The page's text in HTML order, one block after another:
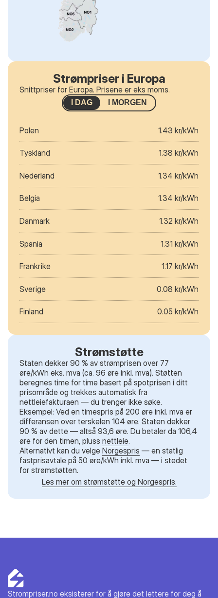
Strømpriser i Europa
Snittpriser for Europa. Prisene er eks moms.
I DAG I MORGEN
Polen 1.43 kr/kWh
Tyskland 1.38 kr/kWh
Nederland 1.34 kr/kWh
Belgia 1.34 kr/kWh
Danmark 1.32 kr/kWh
Spania 1.31 kr/kWh
Frankrike 1.17 kr/kWh
Sverige 0.08 kr/kWh
Finland 0.05 kr/kWh
Strømstøtte
Staten dekker 90 % av strømprisen over 77
øre/kWh eks. mva (ca. 96 øre inkl. mva). Støtten
beregnes time for time basert på spotprisen i ditt
prisområde og trekkes automatisk fra
nettleiefakturaen — du trenger ikke søke.
Eksempel: Ved en timespris på 200 øre inkl. mva er
differansen over terskelen 104 øre. Staten dekker
90 % av dette — altså 93,6 øre. Du betaler da 106,4
øre for den timen, pluss nettleie.
Alternativt kan du velge Norgespris — en statlig
fastprisavtale på 50 øre/kWh inkl. mva — i stedet
for strømstøtten.
Les mer om strømstøtte og Norgespris.
Strompriser.no eksisterer for å gjøre det lettere for deg å